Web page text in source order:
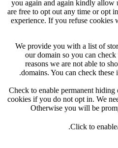
you again and again
are free to opt out any
experience. If you
We provide you with
our domain so
reasons we are
domains. You can
Check to enable
cookies if you do not
Otherwise you